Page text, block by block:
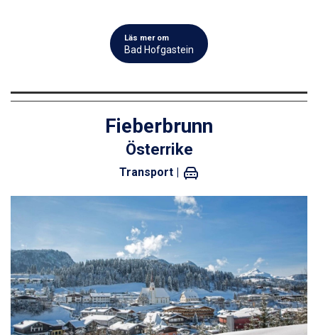
Läs mer om
Bad Hofgastein
Fieberbrunn
Österrike
Transport |